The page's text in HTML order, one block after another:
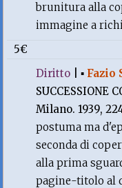
brunitura alla
immagine a
5€
Diritto |▪ Fazio
SUCCESSIONE
Milano. 1939,
postuma ma
seconda di
alla prima
pagine-titolo al